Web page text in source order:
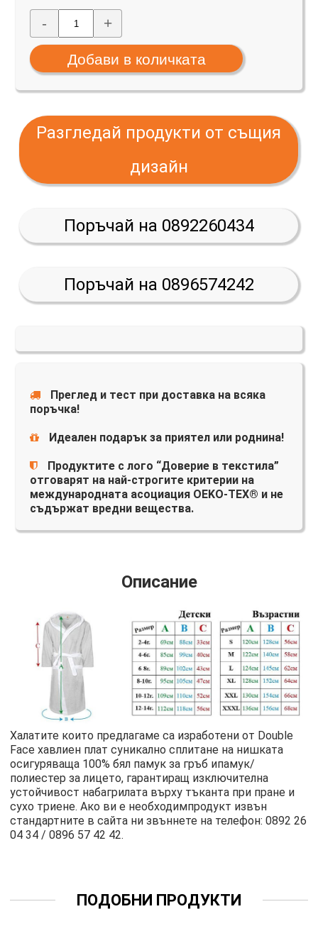
- +
Разгледай продукти от същия
дизайн
Поръчай на 0892260434
Поръчай на 0896574242
Преглед и тест при доставка на всяка
поръчка!
Идеален подарък за приятел или роднина!
Продуктите с лого “Доверие в текстила”
отговарят на най-строгите критерии на
международната асоциация OEKO-TEX® и не
съдържат вредни вещества.
Описание
Халатите които предлагаме са изработени от Double
Face хавлиен плат суникално сплитане на нишката
осигуряваща 100% бял памук за гръб ипамук/
полиестер за лицето, гарантиращ изключителна
устойчивост набагрилата върху тъканта при пране и
сухо триене. Ако ви е необходимпродукт извън
стандартните в сайта ни звъннете на телефон: 0892 26
04 34 / 0896 57 42 42.
ПОДОБНИ ПРОДУКТИ